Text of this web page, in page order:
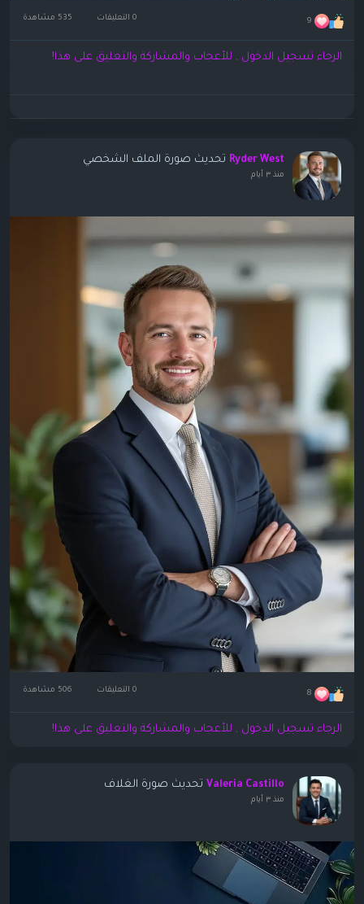
9 0 التعليقات
الرجاء تسجيل الدخول , للأعجاب والمشاركة والتعليق على هذا!
Ryder West تحديث صورة الملف الشخصي
منذ ٣ أيام
8 0 التعليقات
الرجاء تسجيل الدخول , للأعجاب والمشاركة والتعليق على هذا!
Valeria Castillo تحديث صورة الغلاف
منذ ٣ أيام